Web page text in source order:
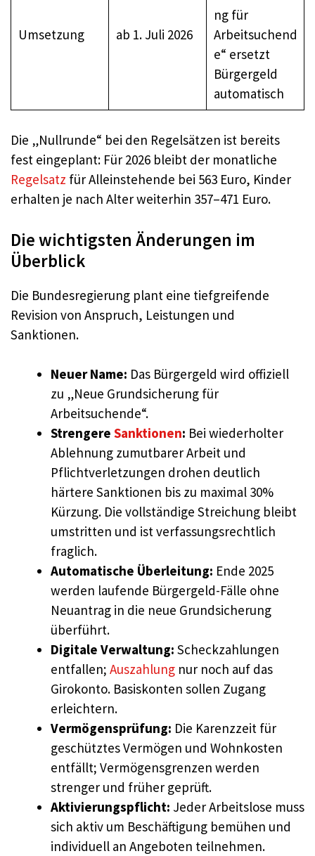
Umsetzung ab 1. Juli 2026
ng für
Arbeitsuchend
e“ ersetzt
Bürgergeld
automatisch
Die „Nullrunde“ bei den Regelsätzen ist bereits
fest eingeplant: Für 2026 bleibt der monatliche
Regelsatz für Alleinstehende bei 563 Euro, Kinder
erhalten je nach Alter weiterhin 357–471 Euro.
Die wichtigsten Änderungen im
Überblick
Die Bundesregierung plant eine tiefgreifende
Revision von Anspruch, Leistungen und
Sanktionen.
Neuer Name: Das Bürgergeld wird offiziell
zu „Neue Grundsicherung für
Arbeitsuchende“.
Strengere Sanktionen: Bei wiederholter
Ablehnung zumutbarer Arbeit und
Pflichtverletzungen drohen deutlich
härtere Sanktionen bis zu maximal 30%
Kürzung. Die vollständige Streichung bleibt
umstritten und ist verfassungsrechtlich
fraglich.
Automatische Überleitung: Ende 2025
werden laufende Bürgergeld-Fälle ohne
Neuantrag in die neue Grundsicherung
überführt.
Digitale Verwaltung: Scheckzahlungen
entfallen; Auszahlung nur noch auf das
Girokonto. Basiskonten sollen Zugang
erleichtern.
Vermögensprüfung: Die Karenzzeit für
geschütztes Vermögen und Wohnkosten
entfällt; Vermögensgrenzen werden
strenger und früher geprüft.
Aktivierungspflicht: Jeder Arbeitslose muss
sich aktiv um Beschäftigung bemühen und
individuell an Angeboten teilnehmen.